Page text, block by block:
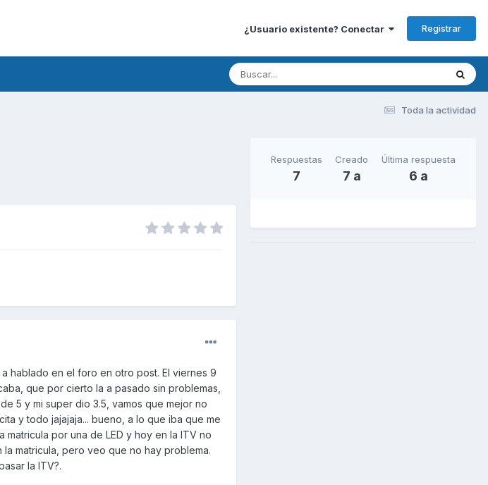
¿Usuario existente? Conectar Registrar
Toda la actividad
hablado en el foro en otro post. El viernes 9
que por cierto la a pasado sin problemas,
5 y mi super dio 3.5, vamos que mejor no
y todo jajajaja... bueno, a lo que iba que me
por una de LED y hoy en la ITV no
matricula, pero veo que no hay problema.
la ITV?.
Respuestas
7
Creado
7 a
Última respuesta
6 a